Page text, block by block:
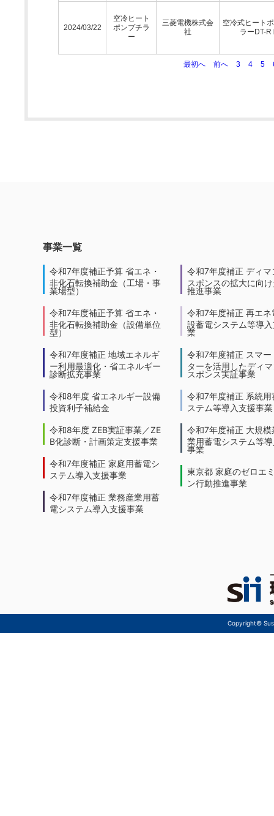
2024/03/22
空冷ヒート
ポンプチラ
ー
三菱電機株式会
社
空冷式ヒート
ラーDT-
最初へ 前へ 3 4 5
事業一覧
令和7年度補正予算 省エネ・
非化石転換補助金（工場・事
業場型）
令和7年度補正予算 省エネ・
非化石転換補助金（設備単位
型）
令和7年度補正 地域エネルギ
ー利用最適化・省エネルギー
診断拡充事業
令和8年度 省エネルギー設備
投資利子補給金
令和8年度 ZEB実証事業／ZE
B化診断・計画策定支援事業
令和7年度補正 家庭用蓄電シ
ステム導入支援事業
令和7年度補正 業務産業用蓄
電システム導入支援事業
令和7年度補正 ディマ
スポンスの拡大に向
推進事業
令和7年度補正 再エネ
設蓄電システム等導
業
令和7年度補正 スマー
ターを活用したディ
スポンス実証事業
令和7年度補正 系統用
ステム等導入支援事業
令和7年度補正 大規模
業用蓄電システム等
事業
東京都 家庭のゼロエ
ン行動推進事業
Copyright©